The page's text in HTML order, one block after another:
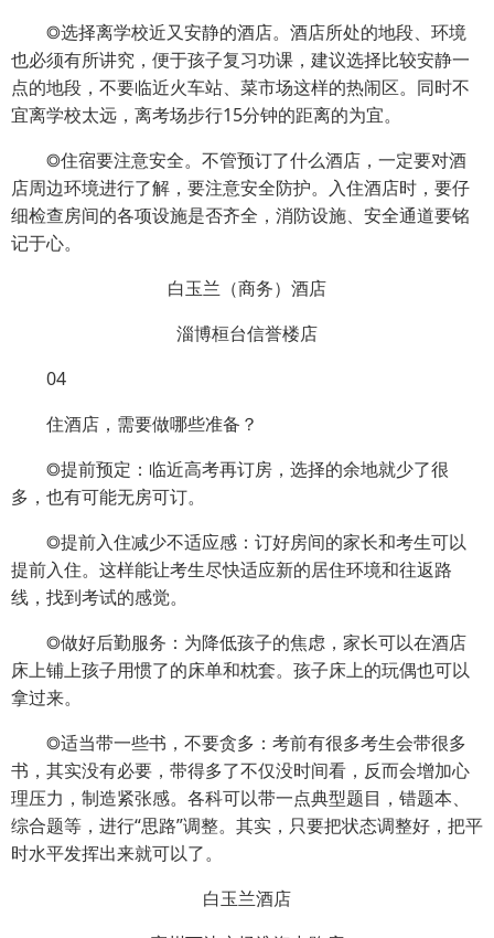
◎选择离学校近又安静的酒店。酒店所处的地段、环境
也必须有所讲究，便于孩子复习功课，建议选择比较安静一
点的地段，不要临近火车站、菜市场这样的热闹区。同时不
宜离学校太远，离考场步行15分钟的距离的为宜。
◎住宿要注意安全。不管预订了什么酒店，一定要对酒
店周边环境进行了解，要注意安全防护。入住酒店时，要仔
细检查房间的各项设施是否齐全，消防设施、安全通道要铭
记于心。
白玉兰（商务）酒店
淄博桓台信誉楼店
04
住酒店，需要做哪些准备？
◎提前预定：临近高考再订房，选择的余地就少了很
多，也有可能无房可订。
◎提前入住减少不适应感：订好房间的家长和考生可以
提前入住。这样能让考生尽快适应新的居住环境和往返路
线，找到考试的感觉。
◎做好后勤服务：为降低孩子的焦虑，家长可以在酒店
床上铺上孩子用惯了的床单和枕套。孩子床上的玩偶也可以
拿过来。
◎适当带一些书，不要贪多：考前有很多考生会带很多
书，其实没有必要，带得多了不仅没时间看，反而会增加心
理压力，制造紧张感。各科可以带一点典型题目，错题本、
综合题等，进行“思路”调整。其实，只要把状态调整好，把平
时水平发挥出来就可以了。
白玉兰酒店